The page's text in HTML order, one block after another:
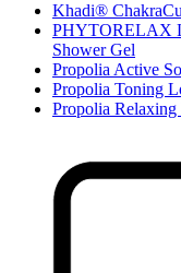
Khadi®
PHYTORELAX
Shower Gel
Propolia Active
Propolia Toning
Propolia Relaxing